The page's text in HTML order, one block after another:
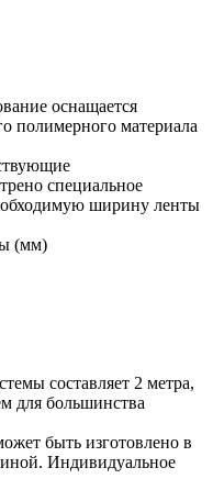
оснащается
полимерного материала
специальное
ширину ленты
(мм)
составляет 2 метра,
для большинства
быть изготовлено в
Индивидуальное